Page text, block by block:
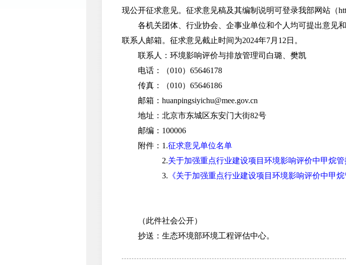
现公开征求意见。征求意见稿及其编制说明可登录我部网站（
各机关团体、行业协会、企事业单位和个人均可提出意见
联系人邮箱。征求意见截止时间为2024年7月12日。
联系人：环境影响评价与排放管理司白璐、樊凯
电话：（010）65646178
传真：（010）65646186
邮箱：huanpingsiyichu@mee.gov.cn
地址：北京市东城区东安门大街82号
邮编：100006
附件：1.征求意见单位名单
2.关于加强重点行业建设项目环境影响评价中甲烷管
3. 《关于加强重点行业建设项目环境影响评价中甲
（此件社会公开）
抄送：生态环境部环境工程评估中心。